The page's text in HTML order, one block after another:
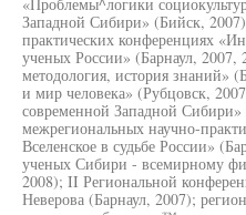
Западной Сибири» (Бийск,
практических конференциях
ученых России» (Барнаул,
методология, история знаний»
и мир человека» (Рубцовск,
современной Западной
межрегиональных научно-
Вселенское в судьбе России»
ученых Сибири - всемирному
2008); II Региональной
Неверова (Барнаул, 2007);